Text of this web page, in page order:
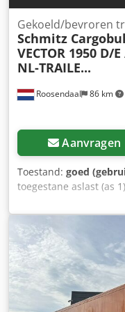
Roosendaal 86 km
Gekoeld/bevroren
Schmitz
VECTOR 1950 D/
NL-TRAILE...
Aanvragen
Toestand: goed
toegestane aslast (as
, toegestane
registratie:03/2015,
breedte:
,
lucht, bandenmaten:
Bouwjaar: 2015,
accessoires = - EBS -
Koel-/
Opmerkingen = 2015